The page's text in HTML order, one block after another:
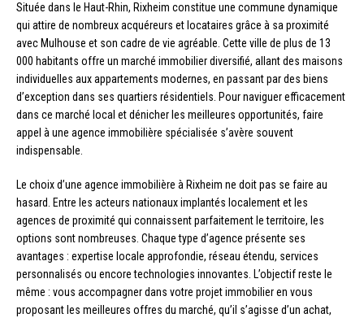
Située dans le Haut-Rhin, Rixheim constitue une commune dynamique
qui attire de nombreux acquéreurs et locataires grâce à sa proximité
avec Mulhouse et son cadre de vie agréable. Cette ville de plus de 13
000 habitants offre un marché immobilier diversifié, allant des maisons
individuelles aux appartements modernes, en passant par des biens
d’exception dans ses quartiers résidentiels. Pour naviguer efficacement
dans ce marché local et dénicher les meilleures opportunités, faire
appel à une agence immobilière spécialisée s’avère souvent
indispensable.
Le choix d’une agence immobilière à Rixheim ne doit pas se faire au
hasard. Entre les acteurs nationaux implantés localement et les
agences de proximité qui connaissent parfaitement le territoire, les
options sont nombreuses. Chaque type d’agence présente ses
avantages : expertise locale approfondie, réseau étendu, services
personnalisés ou encore technologies innovantes. L’objectif reste le
même : vous accompagner dans votre projet immobilier en vous
proposant les meilleures offres du marché, qu’il s’agisse d’un achat,